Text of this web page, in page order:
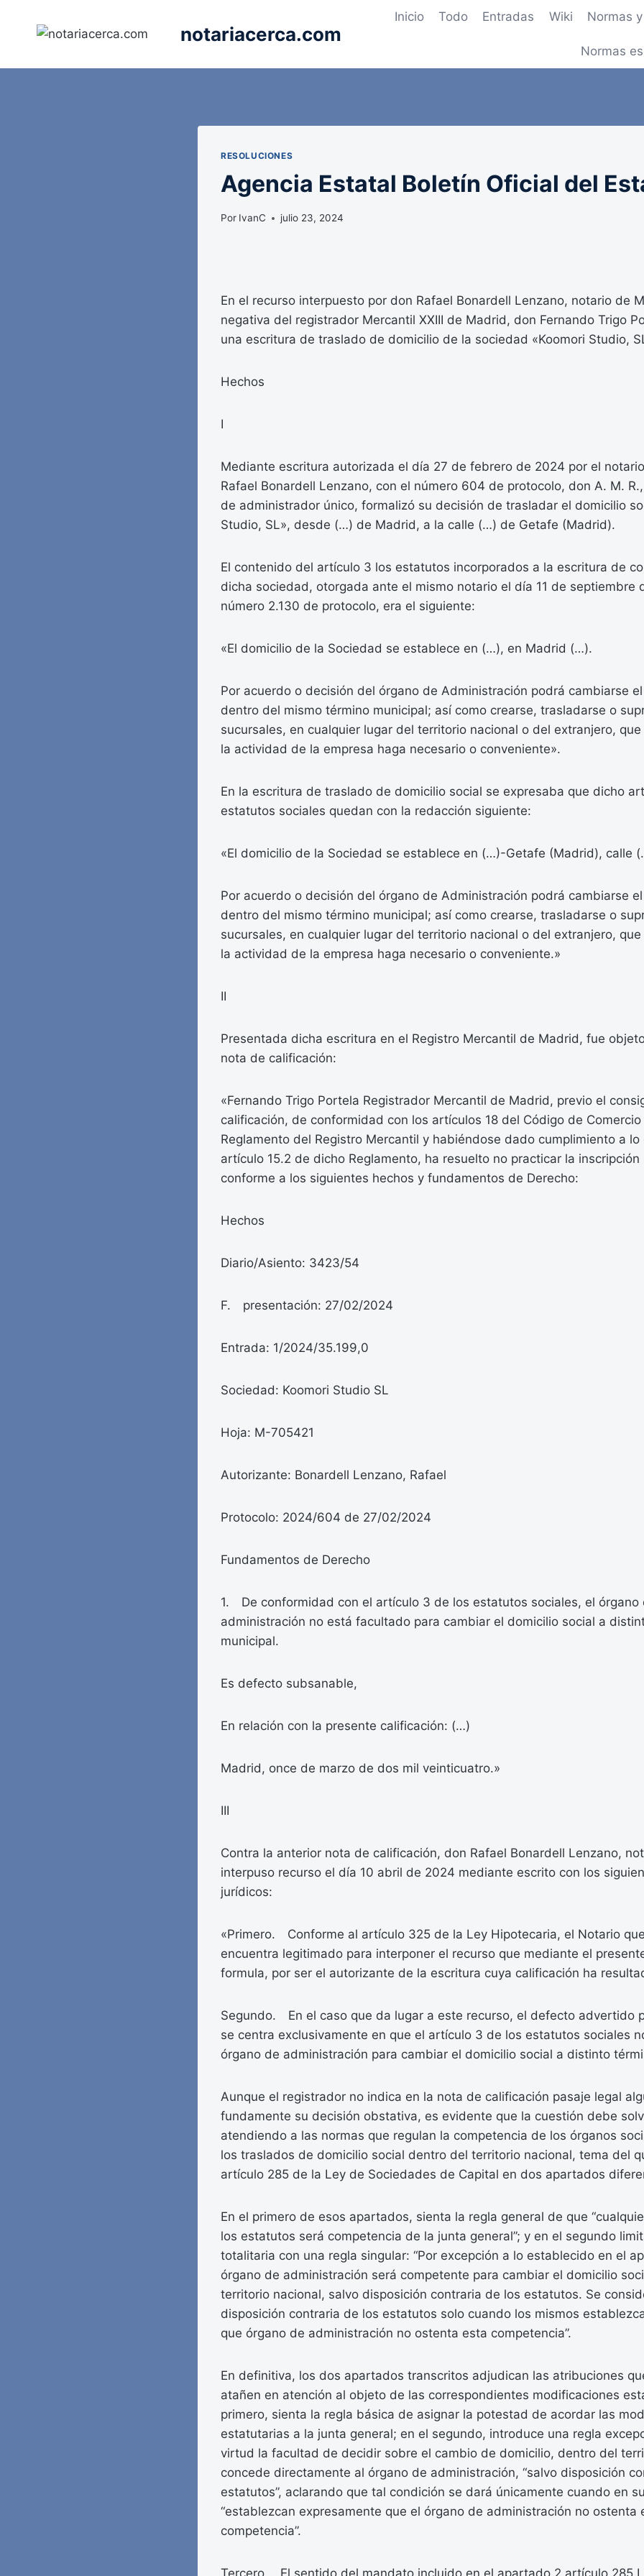
notariacerca.com
Inicio Todo Entradas Wiki Normas
Normas
RESOLUCIONES
Agencia Estatal Boletín Oficial del
Por IvanC julio 23, 2024
En el recurso interpuesto por don Rafael Bonardell Lenzano, notario de
negativa del registrador Mercantil XXIII de Madrid, don Fernando Trigo
una escritura de traslado de domicilio de la sociedad «Koomori Studio,
Hechos
I
Mediante escritura autorizada el día 27 de febrero de 2024 por el
Rafael Bonardell Lenzano, con el número 604 de protocolo, don A. M.
de administrador único, formalizó su decisión de trasladar el domicilio
Studio, SL», desde (…) de Madrid, a la calle (…) de Getafe (Madrid).
El contenido del artículo 3 los estatutos incorporados a la escritura de
dicha sociedad, otorgada ante el mismo notario el día 11 de septiembre
número 2.130 de protocolo, era el siguiente:
«El domicilio de la Sociedad se establece en (…), en Madrid (…).
Por acuerdo o decisión del órgano de Administración podrá cambiarse
dentro del mismo término municipal; así como crearse, trasladarse o
sucursales, en cualquier lugar del territorio nacional o del extranjero,
la actividad de la empresa haga necesario o conveniente».
En la escritura de traslado de domicilio social se expresaba que dicho
estatutos sociales quedan con la redacción siguiente:
«El domicilio de la Sociedad se establece en (…)-Getafe (Madrid), calle
Por acuerdo o decisión del órgano de Administración podrá cambiarse
dentro del mismo término municipal; así como crearse, trasladarse o
sucursales, en cualquier lugar del territorio nacional o del extranjero,
la actividad de la empresa haga necesario o conveniente.»
II
Presentada dicha escritura en el Registro Mercantil de Madrid, fue
nota de calificación:
«Fernando Trigo Portela Registrador Mercantil de Madrid, previo el
calificación, de conformidad con los artículos 18 del Código de
Reglamento del Registro Mercantil y habiéndose dado cumplimiento a
artículo 15.2 de dicho Reglamento, ha resuelto no practicar la
conforme a los siguientes hechos y fundamentos de Derecho:
Hechos
Diario/Asiento: 3423/54
F. presentación: 27/02/2024
Entrada: 1/2024/35.199,0
Sociedad: Koomori Studio SL
Hoja: M-705421
Autorizante: Bonardell Lenzano, Rafael
Protocolo: 2024/604 de 27/02/2024
Fundamentos de Derecho
1. De conformidad con el artículo 3 de los estatutos sociales, el órgano
administración no está facultado para cambiar el domicilio social a
municipal.
Es defecto subsanable,
En relación con la presente calificación: (…)
Madrid, once de marzo de dos mil veinticuatro.»
III
Contra la anterior nota de calificación, don Rafael Bonardell Lenzano,
interpuso recurso el día 10 abril de 2024 mediante escrito con los
jurídicos:
«Primero. Conforme al artículo 325 de la Ley Hipotecaria, el Notario
encuentra legitimado para interponer el recurso que mediante el
formula, por ser el autorizante de la escritura cuya calificación ha
Segundo. En el caso que da lugar a este recurso, el defecto advertido
se centra exclusivamente en que el artículo 3 de los estatutos sociales
órgano de administración para cambiar el domicilio social a distinto
Aunque el registrador no indica en la nota de calificación pasaje legal
fundamente su decisión obstativa, es evidente que la cuestión debe
atendiendo a las normas que regulan la competencia de los órganos
los traslados de domicilio social dentro del territorio nacional, tema del
artículo 285 de la Ley de Sociedades de Capital en dos apartados
En el primero de esos apartados, sienta la regla general de que
los estatutos será competencia de la junta general”; y en el segundo
totalitaria con una regla singular: “Por excepción a lo establecido en el
órgano de administración será competente para cambiar el domicilio
territorio nacional, salvo disposición contraria de los estatutos. Se
disposición contraria de los estatutos solo cuando los mismos
que órgano de administración no ostenta esta competencia”.
En definitiva, los dos apartados transcritos adjudican las atribuciones
atañen en atención al objeto de las correspondientes modificaciones
primero, sienta la regla básica de asignar la potestad de acordar las
estatutarias a la junta general; en el segundo, introduce una regla
virtud la facultad de decidir sobre el cambio de domicilio, dentro del
concede directamente al órgano de administración, “salvo disposición
estatutos”, aclarando que tal condición se dará únicamente cuando en
“establezcan expresamente que el órgano de administración no ostenta
competencia”.